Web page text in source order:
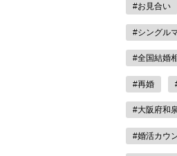
#お見合い
#シングル
#全国結婚
#再婚
#大阪府和
#婚活カウ